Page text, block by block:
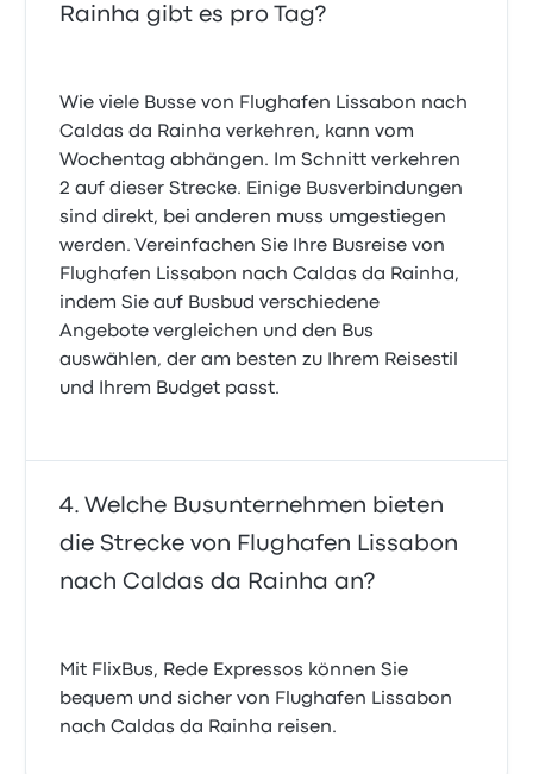
Rainha gibt es pro Tag?
Wie viele Busse von Flughafen Lissabon nach
Caldas da Rainha verkehren, kann vom
Wochentag abhängen. Im Schnitt verkehren
2 auf dieser Strecke. Einige Busverbindungen
sind direkt, bei anderen muss umgestiegen
werden. Vereinfachen Sie Ihre Busreise von
Flughafen Lissabon nach Caldas da Rainha,
indem Sie auf Busbud verschiedene
Angebote vergleichen und den Bus
auswählen, der am besten zu Ihrem Reisestil
und Ihrem Budget passt.
Welche Busunternehmen bieten
die Strecke von Flughafen Lissabon
nach Caldas da Rainha an?
Mit FlixBus, Rede Expressos können Sie
bequem und sicher von Flughafen Lissabon
nach Caldas da Rainha reisen.